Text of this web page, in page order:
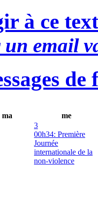
à ce
email
de
ma me
3
00h34: Première
Journée
internationale de la
non-violence